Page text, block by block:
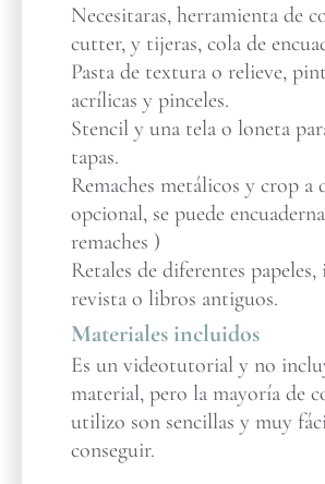
Necesitaras, herramienta de
cutter, y tijeras, cola de
Pasta de textura o relieve,
acrílicas y pinceles.
Stencil y una tela o loneta
tapas.
Remaches metálicos y crop a
opcional, se puede
remaches )
Retales de diferentes
revista o libros antiguos.
Materiales incluidos
Es un videotutorial y no
material, pero la mayoría de
utilizo son sencillas y muy
conseguir.